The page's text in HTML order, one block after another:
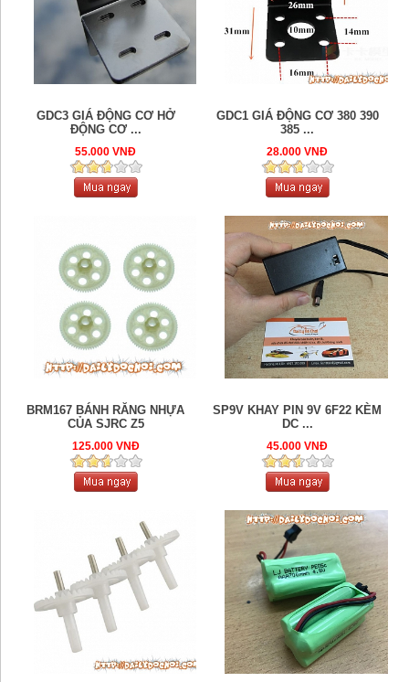
GDC3 GIÁ ĐỘNG CƠ HỞ
ĐỘNG CƠ ...
55.000 VNĐ
GDC1 GIÁ ĐỘNG CƠ 380 390
385 ...
28.000 VNĐ
BRM167 BÁNH RĂNG NHỰA
CỦA SJRC Z5
125.000 VNĐ
SP9V KHAY PIN 9V 6F22 KÈM
DC ...
45.000 VNĐ